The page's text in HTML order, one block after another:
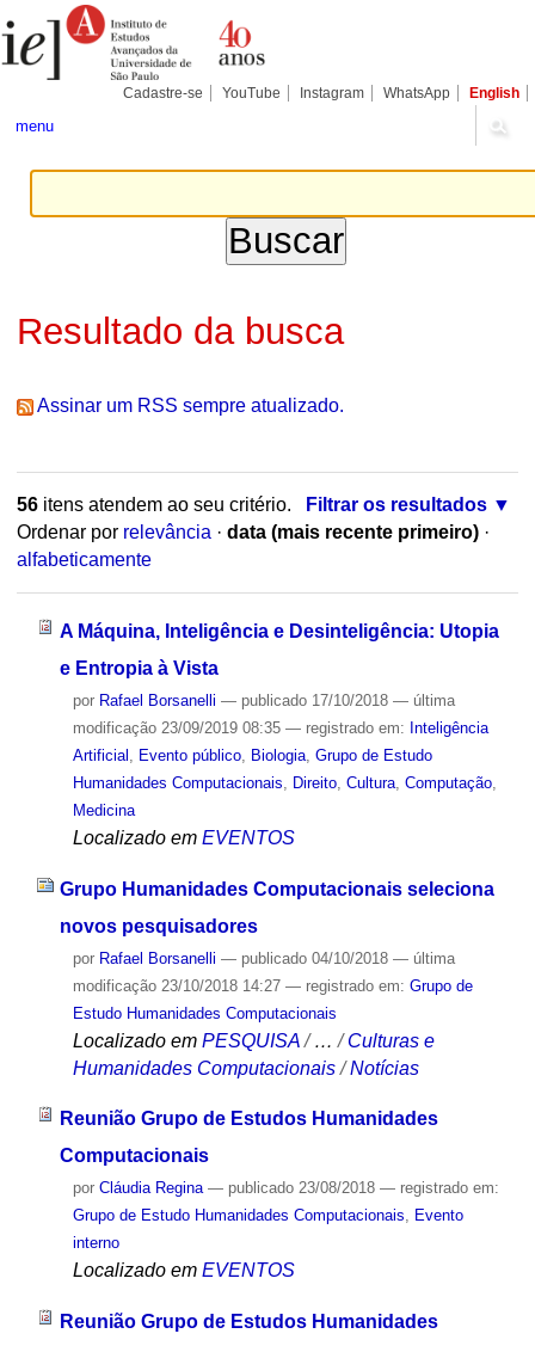
para
conteúdo.
Pessoais
Cadastre-se YouTube Instagram WhatsApp English
menu
Resultado da busca
Assinar um RSS sempre atualizado.
56itens atendem ao seu critério.
Filtrar os resultados
Ordenar por relevância · data (mais recente primeiro) ·
alfabeticamente
A Máquina, Inteligência e Desinteligência: Utopia
e Entropia à Vista
por Rafael Borsanelli — publicado17/10/2018 — última
modificação23/09/2019 08:35 — registrado em: Inteligência
Artificial
Evento público, Biologia, Grupo de Estudo
Humanidades Computacionais
Direito, Cultura, Computação,
Medicina
Localizado em EVENTOS
Grupo Humanidades Computacionais seleciona
novos pesquisadores
por Rafael Borsanelli — publicado04/10/2018 — última
modificação23/10/2018 14:27 — registrado em: Grupo de
Estudo Humanidades Computacionais
Localizado em PESQUISA /…/Culturas e
Humanidades Computacionais /Notícias
Reunião Grupo de Estudos Humanidades
Computacionais
por Cláudia Regina — publicado23/08/2018 — registrado em:
Grupo de Estudo Humanidades Computacionais, Evento
interno
Localizado em EVENTOS
Reunião Grupo de Estudos Humanidades